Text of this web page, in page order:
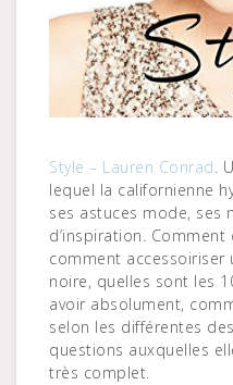
Style – Lauren Conrad.
lequel la californienne
ses astuces mode, ses
d’inspiration.
comment
noire, quelles sont les
avoir absolument,
selon les différentes
questions auxquelles
très complet.